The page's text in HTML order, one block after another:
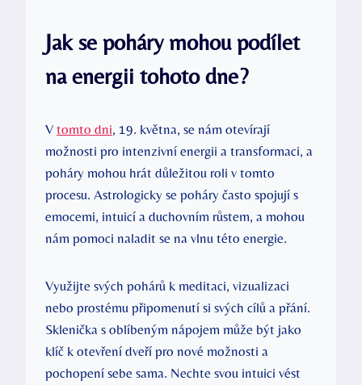
Jak se poháry mohou podílet
na energii tohoto dne?
V tomto dni, 19. května, se nám ‌otevírají
⁤možnosti ⁢pro intenzivní energii a transformaci,​ a
poháry mohou hrát důležitou ‍roli ‍v tomto⁤
procesu. Astrologicky se poháry často​ spojují s
emocemi, intuicí‍ a duchovním‍ růstem, a mohou
nám pomoci naladit ⁣se ⁤na vlnu této energie.
Využijte⁢ svých‌ pohárů k meditaci, vizualizaci
nebo prostému‌ připomenutí si svých cílů a přání.
Sklenička s oblíbeným nápojem může být jako
klíč k otevření dveří pro nové možnosti ⁣a
pochopení⁢ sebe​ sama. Nechte svou intuici vést